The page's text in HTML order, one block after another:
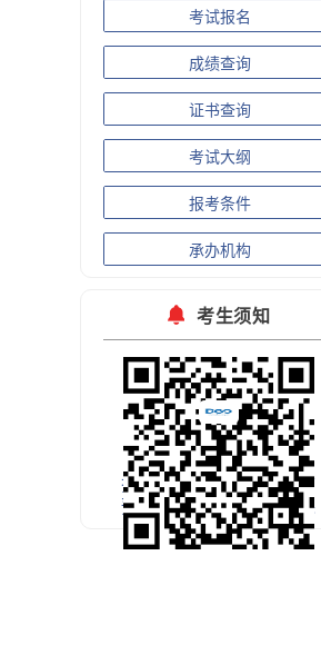
考试报名
成绩查询
证书查询
考试大纲
报考条件
承办机构
考生须知
扫码关注官方微信
预约考试公开课